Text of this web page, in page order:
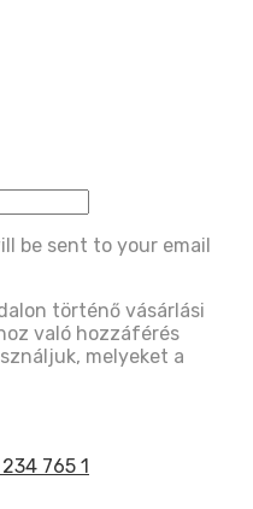
be sent to your email
történő vásárlási
való hozzáférés
melyeket a
765 1